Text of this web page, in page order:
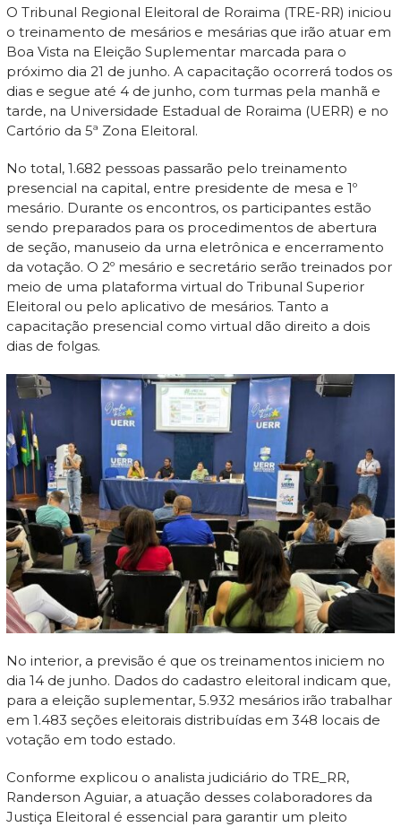
O Tribunal Regional Eleitoral de Roraima (TRE-RR) iniciou
o treinamento de mesários e mesárias que irão atuar em
Boa Vista na Eleição Suplementar marcada para o
próximo dia 21 de junho. A capacitação ocorrerá todos os
dias e segue até 4 de junho, com turmas pela manhã e
tarde, na Universidade Estadual de Roraima (UERR) e no
Cartório da 5ª Zona Eleitoral.
No total, 1.682 pessoas passarão pelo treinamento
presencial na capital, entre presidente de mesa e 1º
mesário. Durante os encontros, os participantes estão
sendo preparados para os procedimentos de abertura
de seção, manuseio da urna eletrônica e encerramento
da votação. O 2º mesário e secretário serão treinados por
meio de uma plataforma virtual do Tribunal Superior
Eleitoral ou pelo aplicativo de mesários. Tanto a
capacitação presencial como virtual dão direito a dois
dias de folgas.
No interior, a previsão é que os treinamentos iniciem no
dia 14 de junho. Dados do cadastro eleitoral indicam que,
para a eleição suplementar, 5.932 mesários irão trabalhar
em 1.483 seções eleitorais distribuídas em 348 locais de
votação em todo estado.
Conforme explicou o analista judiciário do TRE_RR,
Randerson Aguiar, a atuação desses colaboradores da
Justiça Eleitoral é essencial para garantir um pleito